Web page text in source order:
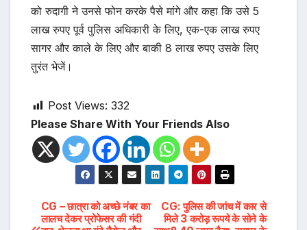
को रुदागी ने उनसे फोन करके पैसे मांगे और कहा कि उसे 5
लाख रुपए पूर्व पुलिस अधिकारी के लिए, एक-एक लाख रुपए
सागर और काले के लिए और बाकी 8 लाख रुपए उसके लिए
तुरंत भेजें।
Post Views: 332
Please Share With Your Friends Also
Post
CG: पुलिस की जांच में कार से
मिले 3 करोड़ रूपये के सोने के
CG – छात्रा को अच्छे नंबर का
लालच देकर प्रोफेसर की गंदी